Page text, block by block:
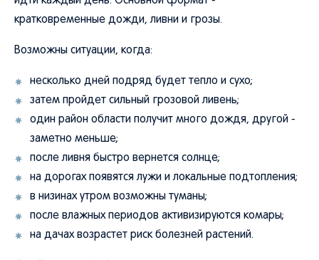
кратковременные дожди, ливни и грозы.
Возможны ситуации, когда:
несколько дней подряд будет тепло и сухо;
затем пройдет сильный грозовой ливень;
один район области получит много дождя, другой -
заметно меньше;
после ливня быстро вернется солнце;
на дорогах появятся лужи и локальные подтопления;
в низинах утром возможны туманы;
после влажных периодов активизируются комары;
на дачах возрастет риск болезней растений.